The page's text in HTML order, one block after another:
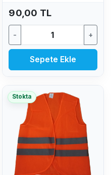
90,00 TL
- +
Sepete Ekle
Stokta